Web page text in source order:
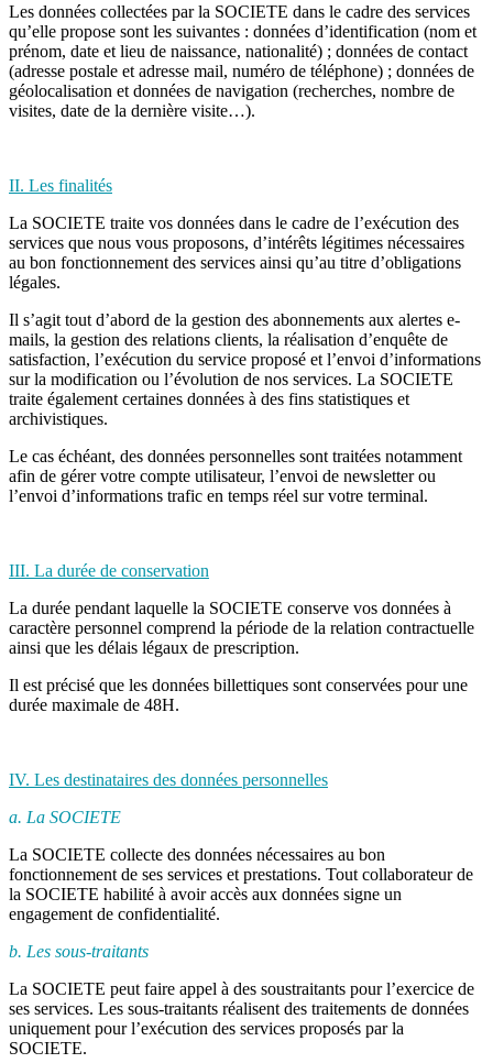
Les données collectées par la SOCIETE dans le cadre des services
qu’elle propose sont les suivantes : données d’identification (nom et
prénom, date et lieu de naissance, nationalité) ; données de contact
(adresse postale et adresse mail, numéro de téléphone) ; données de
géolocalisation et données de navigation (recherches, nombre de
visites, date de la dernière visite…).
II. Les finalités
La SOCIETE traite vos données dans le cadre de l’exécution des
services que nous vous proposons, d’intérêts légitimes nécessaires
au bon fonctionnement des services ainsi qu’au titre d’obligations
légales.
Il s’agit tout d’abord de la gestion des abonnements aux alertes e-
mails, la gestion des relations clients, la réalisation d’enquête de
satisfaction, l’exécution du service proposé et l’envoi d’informations
sur la modification ou l’évolution de nos services. La SOCIETE
traite également certaines données à des fins statistiques et
archivistiques.
Le cas échéant, des données personnelles sont traitées notamment
afin de gérer votre compte utilisateur, l’envoi de newsletter ou
l’envoi d’informations trafic en temps réel sur votre terminal.
III. La durée de conservation
La durée pendant laquelle la SOCIETE conserve vos données à
caractère personnel comprend la période de la relation contractuelle
ainsi que les délais légaux de prescription.
Il est précisé que les données billettiques sont conservées pour une
durée maximale de 48H.
IV. Les destinataires des données personnelles
a. La SOCIETE
La SOCIETE collecte des données nécessaires au bon
fonctionnement de ses services et prestations. Tout collaborateur de
la SOCIETE habilité à avoir accès aux données signe un
engagement de confidentialité.
b. Les sous-traitants
La SOCIETE peut faire appel à des soustraitants pour l’exercice de
ses services. Les sous-traitants réalisent des traitements de données
uniquement pour l’exécution des services proposés par la
SOCIETE.